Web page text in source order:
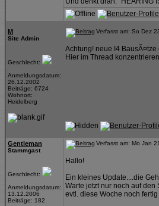
M
Site Admin
Geschlecht:
Anmeldungsdatum:
26.12.2002
Beiträge: 6724
Wohnort:
Heidelberg
Verfasst am: So Dez
Achtung! neue I4
Hier im Thread
Gentleman
Stammgast
Geschlecht:
Anmeldungsdatum:
13.12.2006
Beiträge: 182
Verfasst am: Mo Jan
Hallo!
Ein kleines Update....die
Warte jetzt nur noch auf
evtl. diese Woche noch